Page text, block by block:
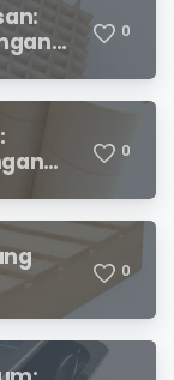
0
0
0